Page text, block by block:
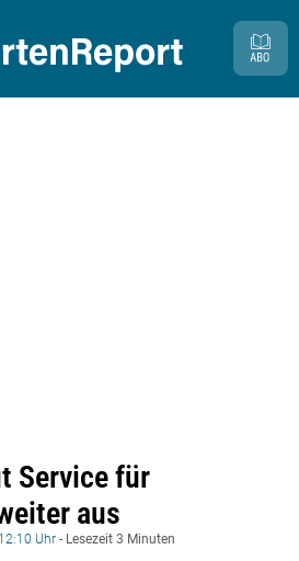
Service für
aus
Uhr - Lesezeit 3 Minuten